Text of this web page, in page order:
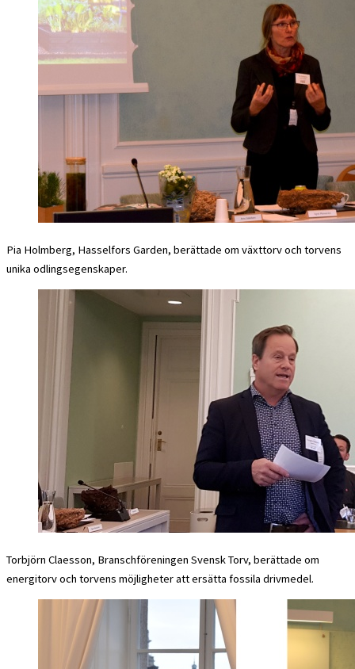
Pia Holmberg, Hasselfors Garden, berättade om växttorv och torvens
unika odlingsegenskaper.
Torbjörn Claesson, Branschföreningen Svensk Torv, berättade om
energitorv och torvens möjligheter att ersätta fossila drivmedel.